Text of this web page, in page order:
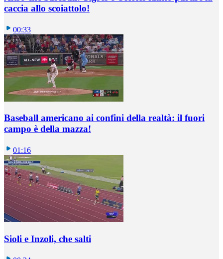
caccia allo scoiattolo!
00:33
Baseball americano ai confini della realtà: il fuori
campo è della mazza!
01:16
Sioli e Inzoli, che salti